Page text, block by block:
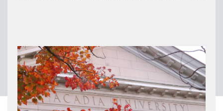
tuyết của trường, sinh viên có thể thưởng thức vẻ
đẹp tự nhiên của Vermont từ mọi góc trong
khuôn viên trường.Xem thêm